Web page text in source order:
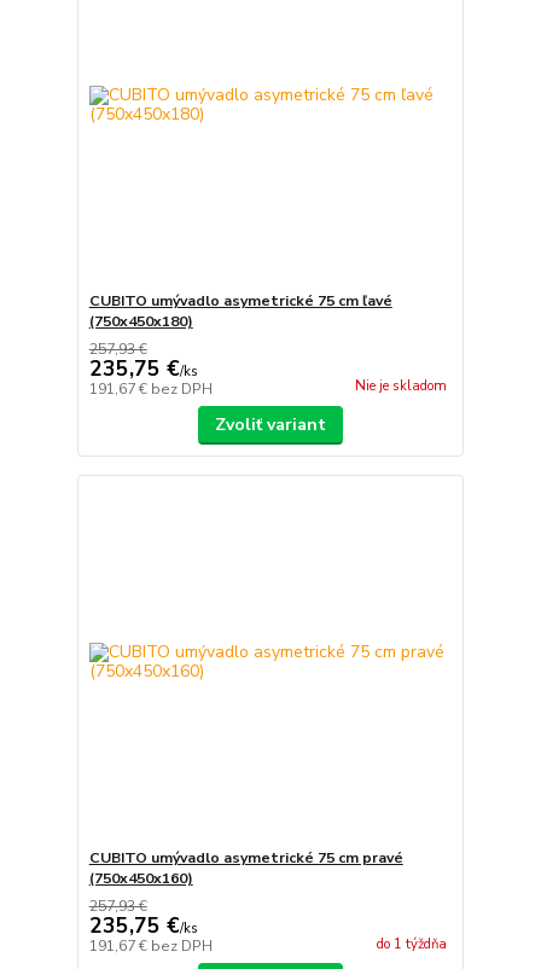
CUBITO umývadlo asymetrické 75 cm ľavé
(750x450x180)
257,93 €
235,75 €/ks
191,67 € bez DPH Nie je skladom
Zvoliť variant
CUBITO umývadlo asymetrické 75 cm pravé
(750x450x160)
257,93 €
235,75 €/ks
191,67 € bez DPH do 1 týždňa